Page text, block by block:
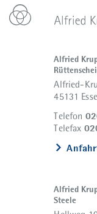
Alfried
Alfried-
45131
Telefon
Telefax
Alfried
Steele